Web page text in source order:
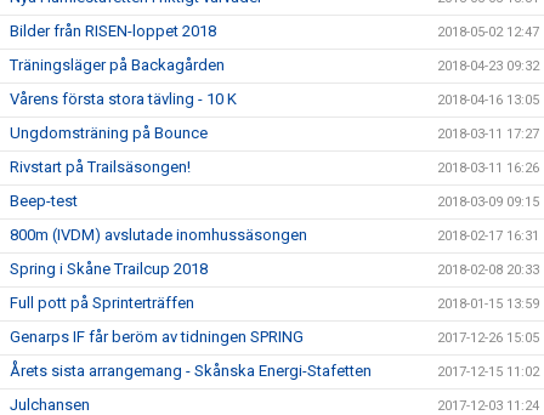
Bilder från RISEN-loppet 2018 2018-05-02 12:47
Träningsläger på Backagården 2018-04-23 09:32
Vårens första stora tävling - 10 K 2018-04-16 13:05
Ungdomsträning på Bounce 2018-03-11 17:27
Rivstart på Trailsäsongen! 2018-03-11 16:26
Beep-test 2018-03-09 09:15
800m (IVDM) avslutade inomhussäsongen 2018-02-17 16:31
Spring i Skåne Trailcup 2018 2018-02-08 20:33
Full pott på Sprinterträffen 2018-01-15 13:59
Genarps IF får beröm av tidningen SPRING 2017-12-26 15:05
Årets sista arrangemang - Skånska Energi-Stafetten 2017-12-15 11:02
Julchansen 2017-12-03 11:24